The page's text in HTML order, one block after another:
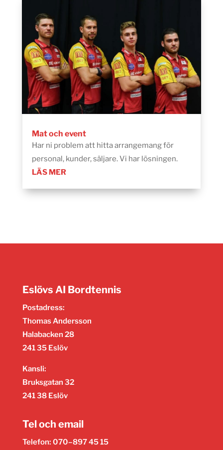
Mat och event
Har ni problem att hitta arrangemang för
personal, kunder, säljare. Vi har lösningen.
LÄS MER
Eslövs AI Bordtennis
Postadress:
Thomas Andersson
Halabacken 28
241 35 Eslöv
Kansli:
Bruksgatan 32
241 38 Eslöv
Tel och email
Telefon: 070–897 45 15